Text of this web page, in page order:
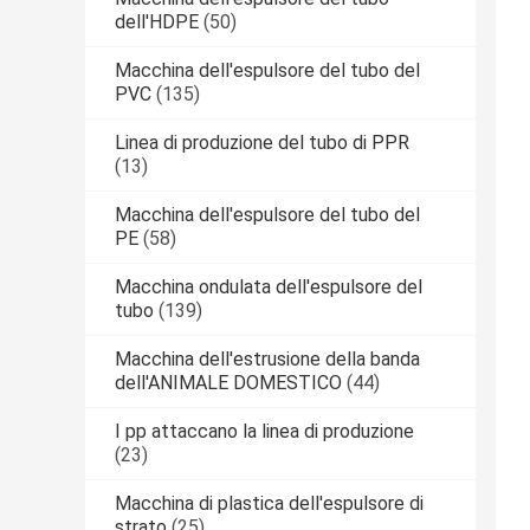
dell'HDPE (50)
Macchina dell'espulsore del tubo del
PVC (135)
Linea di produzione del tubo di PPR
(13)
Macchina dell'espulsore del tubo del
PE (58)
Macchina ondulata dell'espulsore del
tubo (139)
Macchina dell'estrusione della banda
dell'ANIMALE DOMESTICO (44)
I pp attaccano la linea di produzione
(23)
Macchina di plastica dell'espulsore di